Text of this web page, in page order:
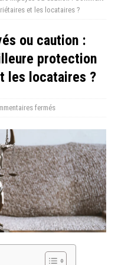
et les locataires ?
ou caution :
protection
les locataires ?
fermés